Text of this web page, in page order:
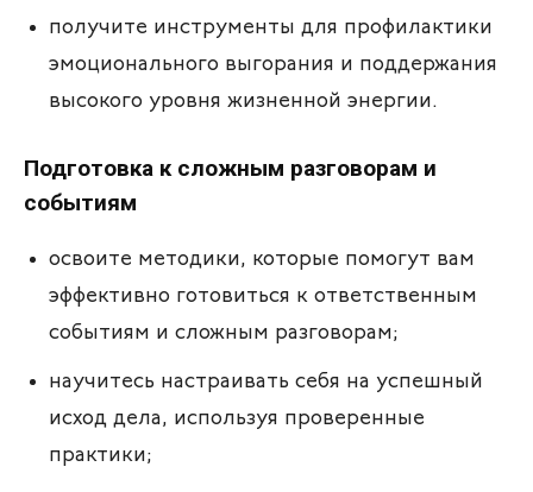
получите инструменты для профилактики
эмоционального выгорания и поддержания
высокого уровня жизненной энергии.
Подготовка к сложным разговорам и
событиям
освоите методики, которые помогут вам
эффективно готовиться к ответственным
событиям и сложным разговорам;
научитесь настраивать себя на успешный
исход дела, используя проверенные
практики;